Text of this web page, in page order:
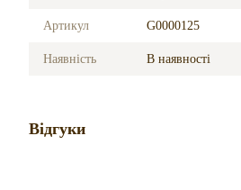
Артикул G0000125
Наявність В наявності
Відгуки